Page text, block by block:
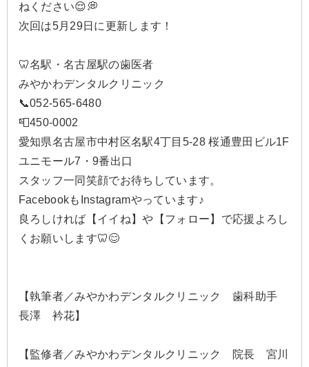
ねください😌💭
次回は5月29日に更新します！
🦷名駅・名古屋駅の歯医者
みやかわデンタルクリニック
📞052-565-6480
📮450-0002
愛知県名古屋市中村区名駅4丁目5-28 桜通豊田ビル1F
ユニモール7・9番出口
スタッフ一同笑顔でお待ちしています。
FacebookもInstagramやっています♪
良ろしければ【イイね】や【フォロー】で応援よろし
くお願いします🦷😊
【執筆者／みやかわデンタルクリニック 歯科助手
長澤 衿花】
【監修者／みやかわデンタルクリニック 院長 宮川